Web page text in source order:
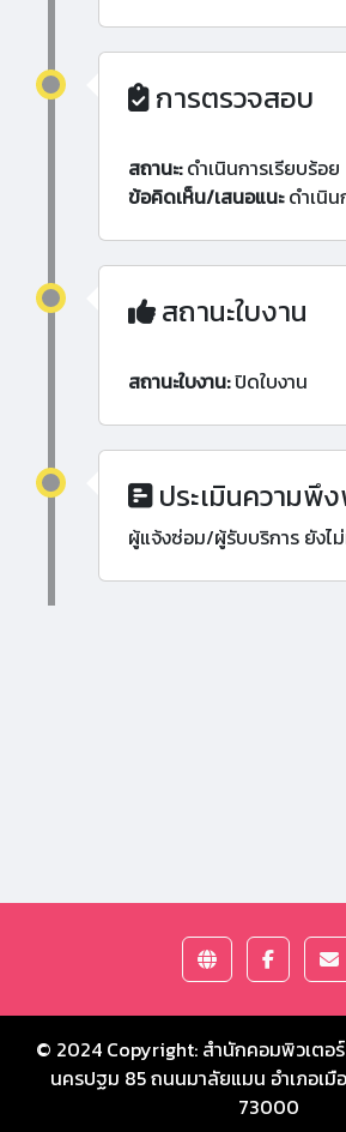
การตรวจสอบ
สถานะ:ดำเนินการเรียบร้อย
ข้อคิดเห็น/เสนอแนะดำเนิน
สถานะใบงาน
สถานะใบงาน:ปิดใบงาน
ประเมินความพึ
ผู้แจ้งซ่อม/ผู้รับบริการ ยังไ
© 2024 Copyright: สำนักคอมพิวเตอ
นครปฐม 85 ถนนมาลัยแมน อำเภอเ
73000